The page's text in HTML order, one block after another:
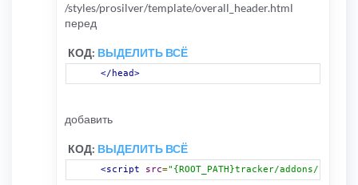
/styles/prosilver/template/overall_header.html
перед
КОД: ВЫДЕЛИТЬ ВСЁ
</head>
добавить
КОД: ВЫДЕЛИТЬ ВСЁ
<script src="{ROOT_PATH}tracker/addons/js/